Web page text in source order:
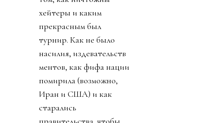
хейтеры и каким
прекрасным был
турнир. Как не было
насилия, издевательств
ментов, как фифа нации
помирила (возможно,
Иран и США) и как
старались